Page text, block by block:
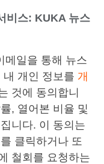
비스: KUKA 뉴스
메일을 통해 뉴스
내 개인 정보를개
것에 동의합니
, 열어본 비율 및
니다. 이 동의는
클릭하거나 또
철회를 요청하는